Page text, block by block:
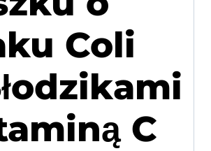
Coli
C